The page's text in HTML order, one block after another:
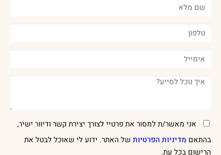
אני מאשר/ת למסור את פרטיי לצורך יצירת קשר ודיוור ישיר,
בהתאם מדיניות הפרטיות של האתר. ידוע לי שאוכל לבטל את
הרישום בכל עת.